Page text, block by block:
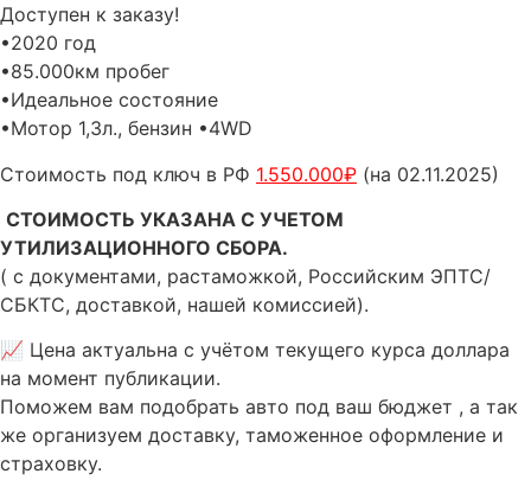
Доступен к заказу!
•2020 год
•85.000км пробег
•Идеальное состояние
•Мотор 1,3л., бензин •4WD
Стоимость под ключ в РФ 1.550.000₽ (на 02.11.2025)
СТОИМОСТЬ УКАЗАНА С УЧЕТОМ
УТИЛИЗАЦИОННОГО СБОРА.
( с документами, растаможкой, Российским ЭПТС/
СБКТС, доставкой, нашей комиссией).
📈 Цена актуальна с учётом текущего курса доллара
на момент публикации.
Поможем вам подобрать авто под ваш бюджет , а так
же организуем доставку, таможенное оформление и
страховку.